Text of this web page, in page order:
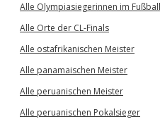
Alle Olympiasiegerinnen im
Alle Orte der CL-Finals
Alle ostafrikanischen Meister
Alle panamaischen Meister
Alle peruanischen Meister
Alle peruanischen Pokalsieger